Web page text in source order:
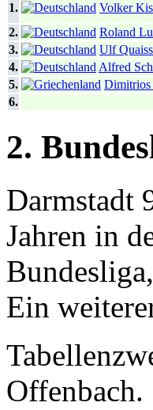
1.
Volker
2.
Roland
3.
Ulf
4.
Alfred
5.
Dimitrios
6.
2.
Darmstadt
Jahren in
Ein
Offenbach.